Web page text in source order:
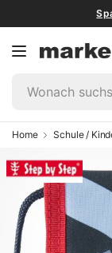
Home Schule /